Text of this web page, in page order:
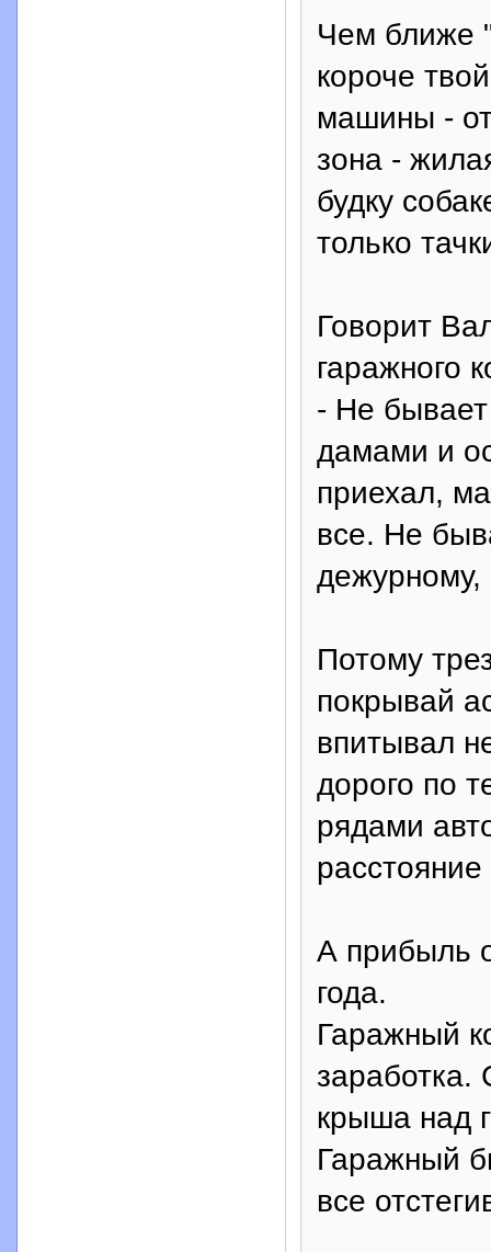
Чем ближе
короче
машины -
зона -
будку
только
Говорит
гаражного
- Не бывает
дамами и
приехал,
все. Не
дежурному,
Потому
покрывай
впитывал
дорого по
рядами
А прибыль
года.
Гаражный
крыша над
Гаражный
все